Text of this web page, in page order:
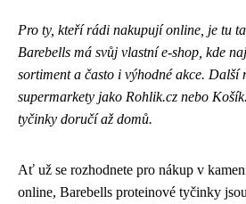
Pro ty, kteří rádi nakupují online, je tu
Barebells má svůj vlastní e-shop, kde
sortiment a často i výhodné akce. Další
supermarkety jako Rohlik.cz nebo
tyčinky doručí až domů.
Ať už se rozhodnete pro nákup v
online, Barebells proteinové tyčinky